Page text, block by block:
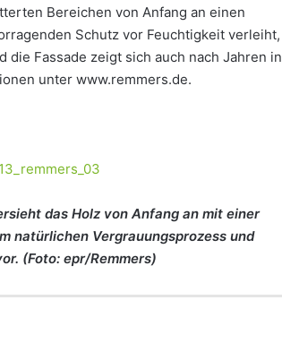
Bereichen von Anfang an einen
Schutz vor Feuchtigkeit verleiht,
Fassade zeigt sich auch nach Jahren in
unter www.remmers.de.
das Holz von Anfang an mit einer
natürlichen Vergrauungsprozess und
(Foto: epr/Remmers)